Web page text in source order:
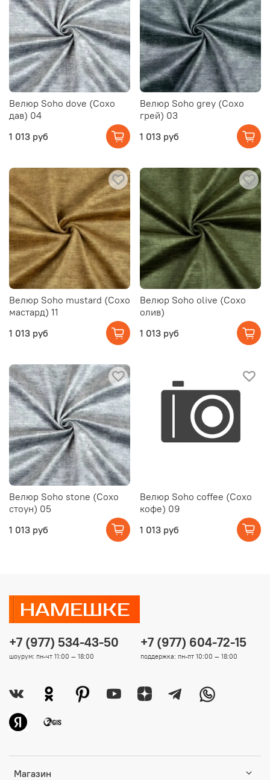
Велюр Soho dove (Сохо
дав) 04
1 013 руб
Велюр Soho grey (Сохо
грей) 03
1 013 руб
Велюр Soho mustard (Сохо
мастард) 11
1 013 руб
Велюр Soho olive (Сохо
олив)
1 013 руб
Велюр Soho stone (Сохо
стоун) 05
1 013 руб
Велюр Soho coffee (Сохо
кофе) 09
1 013 руб
Магазин
+7 (977) 534-43-50
шоурум: пн-чт 11:00 — 18:00
+7 (977) 604-72-15
поддержка: пн-пт 10:00 — 18:00